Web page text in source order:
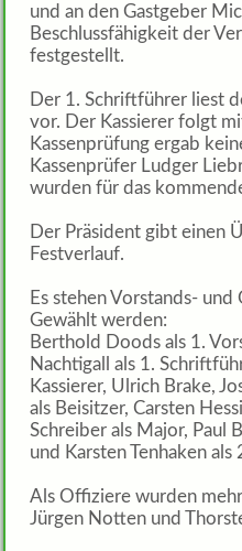
und an den Gastgeber
Beschlussfähigkeit der
festgestellt.
Der 1. Schriftführer liest
vor. Der Kassierer folgt
Kassenprüfung ergab
Kassenprüfer Ludger
wurden für das
Der Präsident gibt einen
Festverlauf.
Es stehen Vorstands-
Gewählt werden:
Berthold Doods als 1.
Nachtigall als 1.
Kassierer, Ulrich Brake,
als Beisitzer, Carsten
Schreiber als Major, Paul
und Karsten Tenhaken als
Als Offiziere wurden
Jürgen Notten und